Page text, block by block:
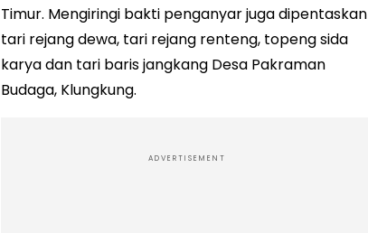
Timur. Mengiringi bakti penganyar juga dipentaskan
tari rejang dewa, tari rejang renteng, topeng sida
karya dan tari baris jangkang Desa Pakraman
Budaga, Klungkung.
ADVERTISEMENT